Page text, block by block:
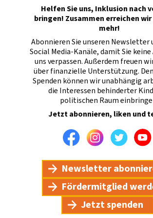
Helfen Sie uns, Inklusion nach
bringen! Zusammen erreichen
mehr!
Abonnieren Sie unseren Newsletter
Social Media-Kanäle, damit Sie
uns verpassen. Außerdem freuen
über finanzielle Unterstützung.
Spenden können wir unabhängig
die Interessen behinderter
politischen Raum
Jetzt abonnieren, liken und
FacebookInstagram
Newsletter
Fördermitglied
Jetzt spenden